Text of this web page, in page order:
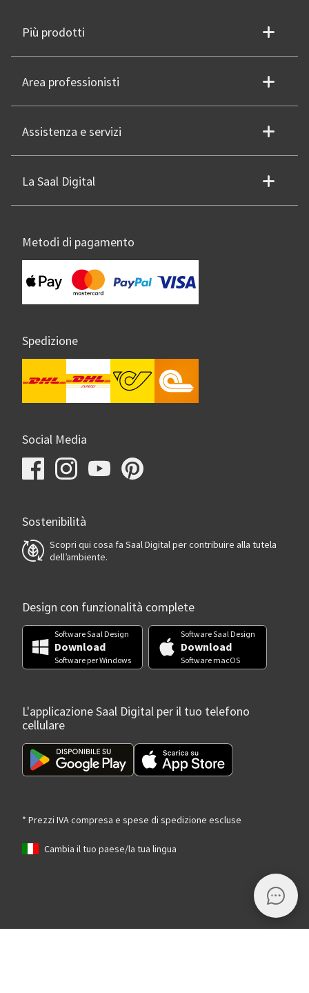
Più prodotti
Area professionisti
Assistenza e servizi
La Saal Digital
Metodi di pagamento
Spedizione
Social Media
Sostenibilità
Scopri qui cosa fa Saal Digital per contribuire alla tutela
dell’ambiente.
Design con funzionalità complete
Software Saal Design
Download
Software per Windows
Software Saal Design
Download
Software macOS
L'applicazione Saal Digital per il tuo telefono
cellulare
* Prezzi IVA compresa e spese di spedizione escluse
Cambia il tuo paese/la tua lingua